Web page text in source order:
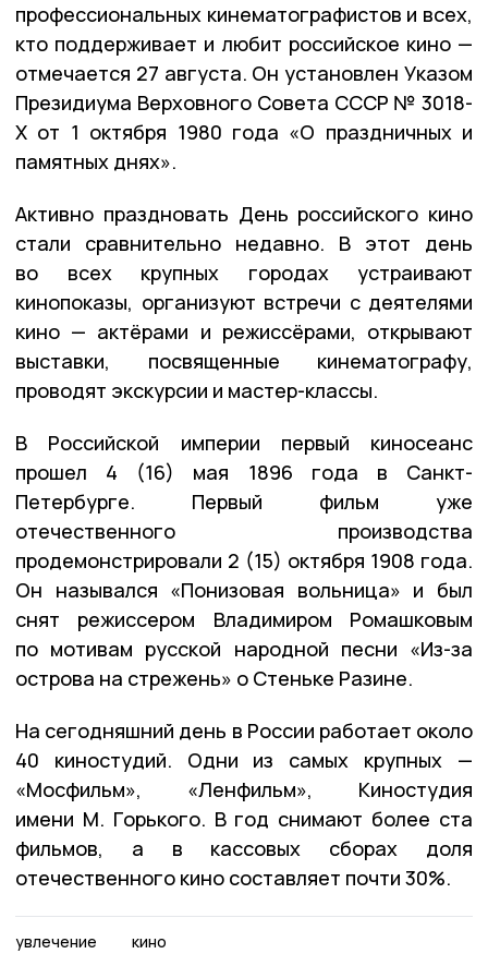
профессиональных кинематографистов и всех,
кто поддерживает и любит российское кино —
отмечается 27 августа. Он установлен Указом
Президиума Верховного Совета СССР № 3018-
Х от 1 октября 1980 года «О праздничных и
памятных днях».
Активно праздновать День российского кино
стали сравнительно недавно. В этот день
во всех крупных городах устраивают
кинопоказы, организуют встречи с деятелями
кино — актёрами и режиссёрами, открывают
выставки, посвященные кинематографу,
проводят экскурсии и мастер-классы.
В Российской империи первый киносеанс
прошел 4 (16) мая 1896 года в Санкт-
Петербурге. Первый фильм уже
отечественного производства
продемонстрировали 2 (15) октября 1908 года.
Он назывался «Понизовая вольница» и был
снят режиссером Владимиром Ромашковым
по мотивам русской народной песни «Из-за
острова на стрежень» о Стеньке Разине.
На сегодняшний день в России работает около
40 киностудий. Одни из самых крупных —
«Мосфильм», «Ленфильм», Киностудия
имени М. Горького. В год снимают более ста
фильмов, а в кассовых сборах доля
отечественного кино составляет почти 30%.
увлечение кино